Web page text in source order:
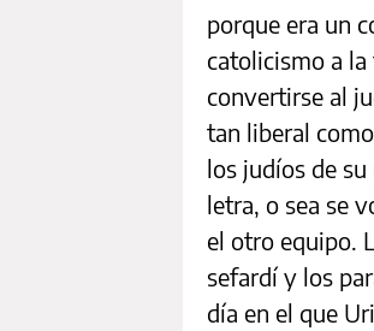
porque era un
catolicismo a
convertirse al
tan liberal
los judíos de
letra, o sea se
el otro equipo.
sefardí y los
día en el que